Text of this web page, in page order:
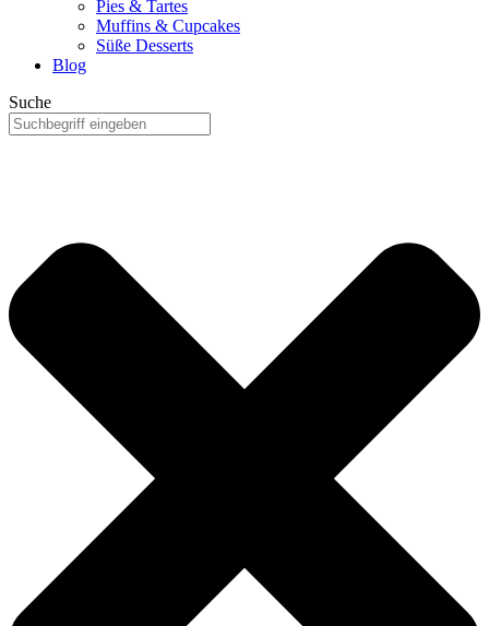
Pies & Tartes
Muffins & Cupcakes
Süße Desserts
Blog
Suche